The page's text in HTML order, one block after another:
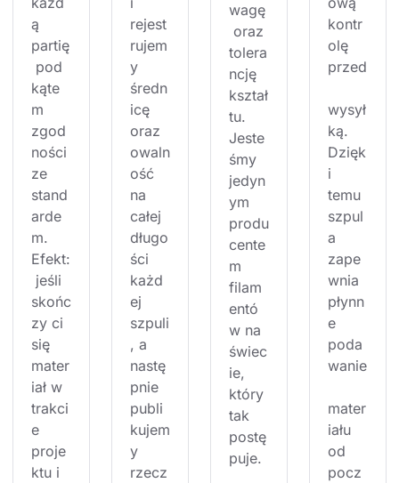
ą
partię
pod
kąte
m
zgod
ności
ze
stand
arde
m.
Efekt:
jeśli
skońc
zy ci
się
mater
iał w
trakci
e
proje
ktu i
rejest
rujem
y
średn
icę
oraz
owaln
ość
na
całej
długo
ści
każd
ej
szpuli
, a
nastę
pnie
publi
kujem
y
rzecz
wagę
oraz
tolera
ncję
kształ
tu.
Jeste
śmy
jedyn
ym
produ
cente
m
filam
entó
w na
świec
ie,
który
tak
postę
puje.
kontr
olę
przed
wysył
ką.
Dzięk
i
temu
szpul
a
zape
wnia
płynn
e
poda
wanie
mater
iału
od
pocz